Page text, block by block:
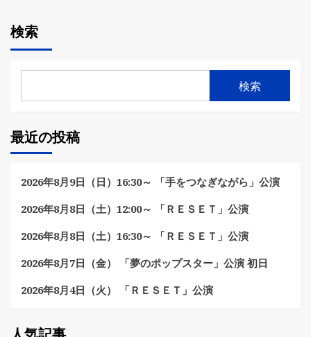
検索
検索
最近の投稿
2026年8月9日（日）16:30～ 「手をつなぎながら」公演
2026年8月8日（土）12:00～ 「ＲＥＳＥＴ」公演
2026年8月8日（土）16:30～ 「ＲＥＳＥＴ」公演
2026年8月7日（金） 「夢のポップスター」公演 初日
2026年8月4日（火） 「ＲＥＳＥＴ」公演